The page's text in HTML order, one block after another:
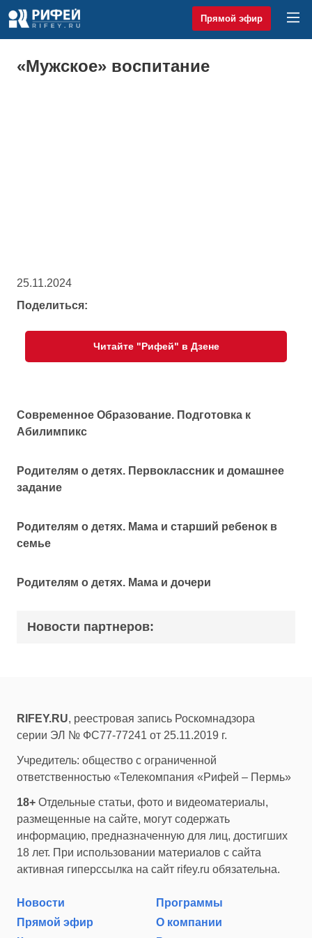
Прямой эфир
«Мужское» воспитание
25.11.2024
Поделиться:
Читайте "Рифей" в Дзене
Современное Образование. Подготовка к
Абилимпикс
Родителям о детях. Первоклассник и домашнее
задание
Родителям о детях. Мама и старший ребенок в
семье
Родителям о детях. Мама и дочери
Новости партнеров:
RIFEY.RU, реестровая запись Роскомнадзора
серии ЭЛ № ФС77-77241 от 25.11.2019 г.
Учредитель: общество с ограниченной
ответственностью «Телекомпания «Рифей – Пермь»
18+ Отдельные статьи, фото и видеоматериалы,
размещенные на сайте, могут содержать
информацию, предназначенную для лиц, достигших
18 лет. При использовании материалов с сайта
активная гиперссылка на сайт rifey.ru обязательна.
Новости
Программы
Прямой эфир
О компании